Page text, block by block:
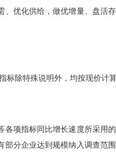
优化供给，做优增量、盘活
除特殊说明外，均按现价计
项指标同比增长速度所采用
分企业达到规模纳入调查范